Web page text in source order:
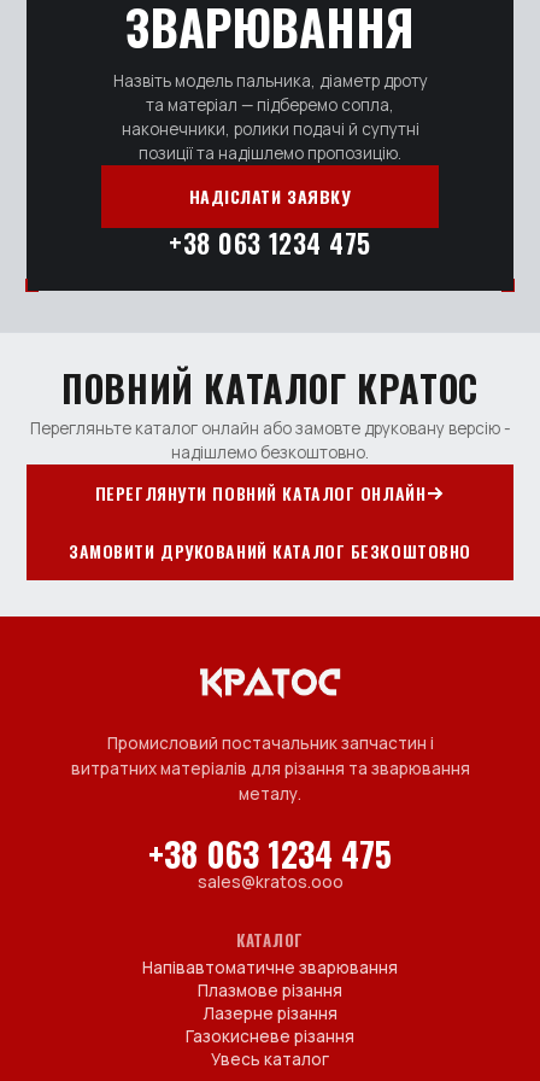
ЗВАРЮВАННЯ
Назвіть модель пальника, діаметр дроту
та матеріал — підберемо сопла,
наконечники, ролики подачі й супутні
позиції та надішлемо пропозицію.
НАДІСЛАТИ ЗАЯВКУ
+38 063 1234 475
ПОВНИЙ КАТАЛОГ КРАТОС
Перегляньте каталог онлайн або замовте друковану версію -
надішлемо безкоштовно.
ПЕРЕГЛЯНУТИ ПОВНИЙ КАТАЛОГ ОНЛАЙН
ЗАМОВИТИ ДРУКОВАНИЙ КАТАЛОГ БЕЗКОШТОВНО
Промисловий постачальник запчастин і
витратних матеріалів для різання та зварювання
металу.
+38 063 1234 475
sales@kratos.ooo
КАТАЛОГ
Напівавтоматичне зварювання
Плазмове різання
Лазерне різання
Газокисневе різання
Увесь каталог